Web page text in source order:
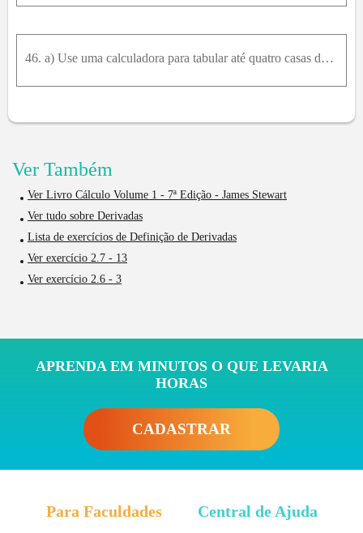
46. a) Use uma calculadora para tabular até quatro casas decimais, valores de(sec(π/6 + h) - sec(π/6)) / h Quando h é 0,1; 0,01; 0,001; 0,0001; 0,00001 e é h = -0,1; -0,01; -0,001; -0,0001; é - 0,0000
Ver Também
Ver Livro Cálculo Volume 1 - 7ª Edição - James Stewart
Ver tudo sobre Derivadas
Lista de exercícios de Definição de Derivadas
Ver exercício 2.7 - 13
Ver exercício 2.6 - 3
APRENDA EM MINUTOS O QUE LEVARIA
HORAS
CADASTRAR
Para Faculdades Central de Ajuda